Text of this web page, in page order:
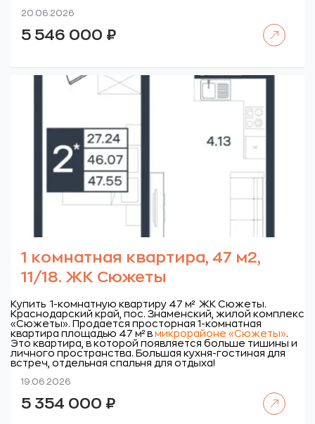
20.06.2026
5 546 000 ₽
1 комнатная квартира, 47 м2,
11/18. ЖК Сюжеты
Купить 1-комнатную квартиру 47 м² ЖК Сюжеты.
Краснодарский край, пос. Знаменский, жилой комплекс
«Сюжеты». Продается просторная 1-комнатная
квартира площадью 47 м² в микрорайоне «Сюжеты».
Это квартира, в которой появляется больше тишины и
личного пространства. Большая кухня-гостиная для
встреч, отдельная спальня для отдыха!
19.06.2026
5 354 000 ₽